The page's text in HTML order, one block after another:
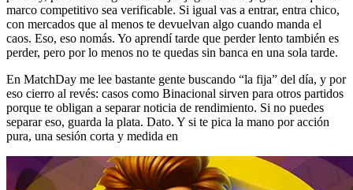
marco competitivo sea verificable. Si igual vas a entrar, entra chico,
con mercados que al menos te devuelvan algo cuando manda el
caos. Eso, eso nomás. Yo aprendí tarde que perder lento también es
perder, pero por lo menos no te quedas sin banca en una sola tarde.
En MatchDay me lee bastante gente buscando “la fija” del día, y por
eso cierro al revés: casos como Binacional sirven para otros partidos
porque te obligan a separar noticia de rendimiento. Si no puedes
separar eso, guarda la plata. Dato. Y si te pica la mano por acción
pura, una sesión corta y medida en